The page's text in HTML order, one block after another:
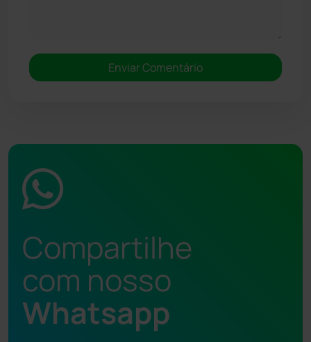
Compartilhe
com nosso
Whatsapp